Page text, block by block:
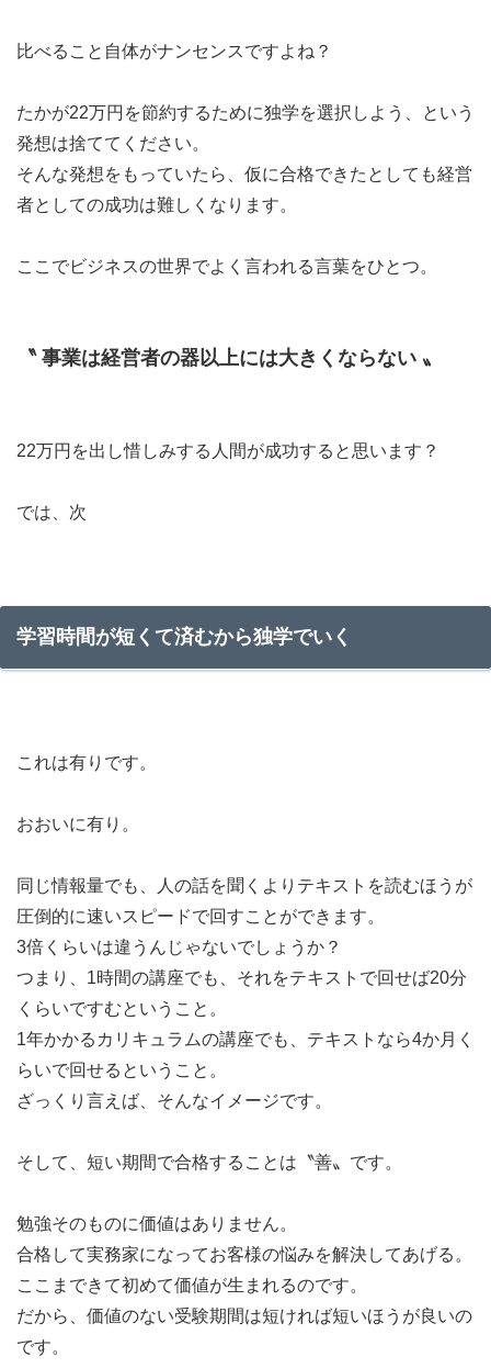
比べること自体がナンセンスですよね？
たかが22万円を節約するために独学を選択しよう、という
発想は捨ててください。
そんな発想をもっていたら、仮に合格できたとしても経営
者としての成功は難しくなります。
ここでビジネスの世界でよく言われる言葉をひとつ。
〝 事業は経営者の器以上には大きくならない 〟
22万円を出し惜しみする人間が成功すると思います？
では、次
学習時間が短くて済むから独学でいく
これは有りです。
おおいに有り。
同じ情報量でも、人の話を聞くよりテキストを読むほうが
圧倒的に速いスピードで回すことができます。
3倍くらいは違うんじゃないでしょうか？
つまり、1時間の講座でも、それをテキストで回せば20分
くらいですむということ。
1年かかるカリキュラムの講座でも、テキストなら4か月く
らいで回せるということ。
ざっくり言えば、そんなイメージです。
そして、短い期間で合格することは〝善〟です。
勉強そのものに価値はありません。
合格して実務家になってお客様の悩みを解決してあげる。
ここまできて初めて価値が生まれるのです。
だから、価値のない受験期間は短ければ短いほうが良いの
です。